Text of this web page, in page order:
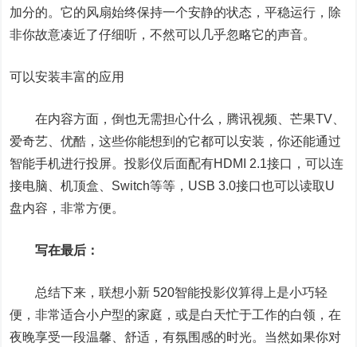
加分的。它的风扇始终保持一个安静的状态，平稳运行，除
非你故意凑近了仔细听，不然可以几乎忽略它的声音。
可以安装丰富的应用
在内容方面，倒也无需担心什么，腾讯视频、芒果TV、
爱奇艺、优酷，这些你能想到的它都可以安装，你还能通过
智能手机进行投屏。投影仪后面配有HDMI 2.1接口，可以连
接电脑、机顶盒、Switch等等，USB 3.0接口也可以读取U
盘内容，非常方便。
写在最后：
总结下来，联想小新 520智能投影仪算得上是小巧轻
便，非常适合小户型的家庭，或是白天忙于工作的白领，在
夜晚享受一段温馨、舒适，有氛围感的时光。当然如果你对